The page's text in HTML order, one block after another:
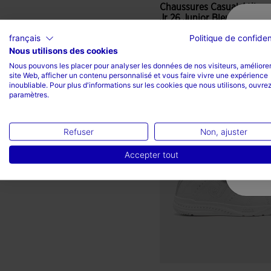
Chaussures Casual Atila
Jr 26 Junior Bleu Roi
42,99 €
Couleurs disponibles
français
Politique de
Nous utilisons des cookies
Nous pouvons les placer pour analyser les données de nos visiteurs,
site Web, afficher un contenu personnalisé et vous faire vivre une expérience
inoubliable. Pour plus d'informations sur les cookies que nous utilisons,
paramètres.
Refuser Non, ajuster
Accepter tout